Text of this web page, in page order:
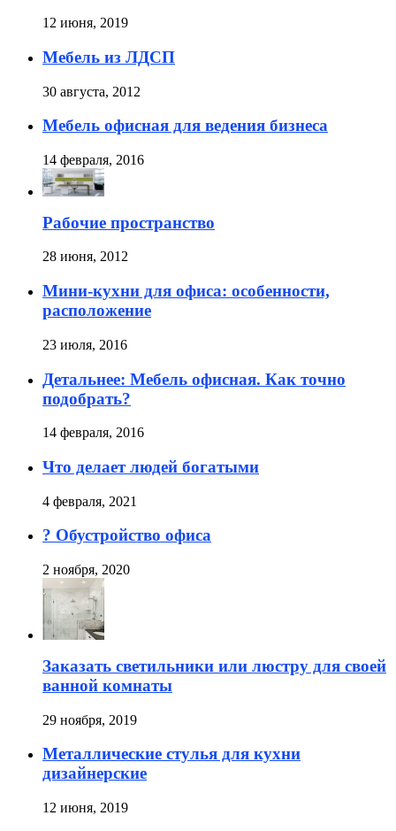
12 июня, 2019
Мебель из ЛДСП
30 августа, 2012
Мебель офисная для ведения бизнеса
14 февраля, 2016
Рабочие пространство
28 июня, 2012
Мини-кухни для офиса: особенности,
расположение
23 июля, 2016
Детальнее: Мебель офисная. Как точно
подобрать?
14 февраля, 2016
Что делает людей богатыми
4 февраля, 2021
?️ Обустройство офиса
2 ноября, 2020
Заказать светильники или люстру для своей
ванной комнаты
29 ноября, 2019
Металлические стулья для кухни
дизайнерские
12 июня, 2019